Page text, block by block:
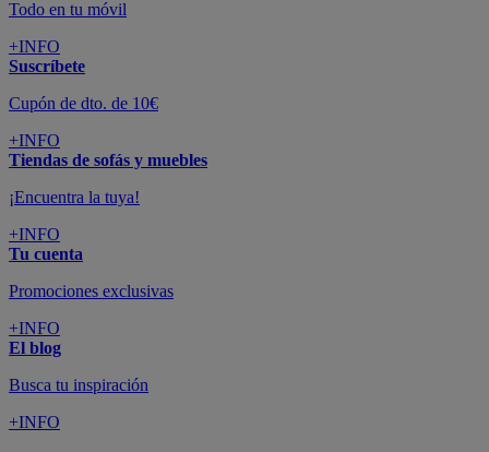
Todo en tu móvil
+INFO
Suscríbete
Cupón de dto. de 10€
+INFO
Tiendas de sofás y muebles
¡Encuentra la tuya!
+INFO
Tu cuenta
Promociones exclusivas
+INFO
El blog
Busca tu inspiración
+INFO